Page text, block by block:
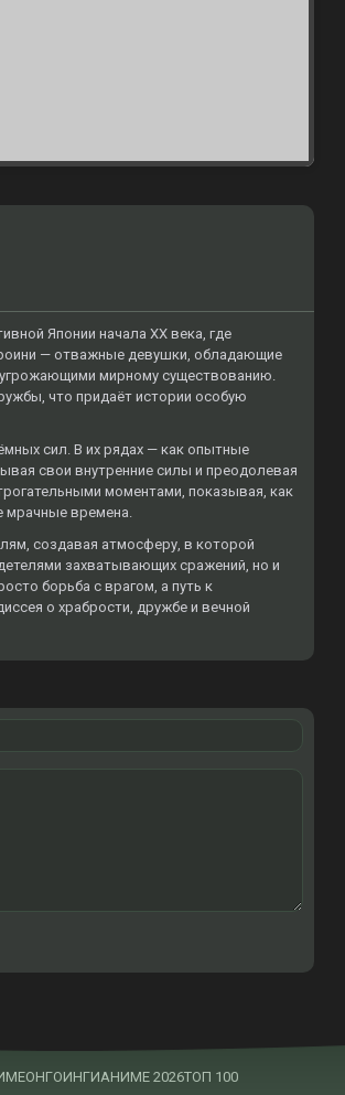
Японии начала XX века, где
— отважные девушки, обладающие
мирному существованию.
что придаёт истории особую
сил. В их рядах — как опытные
свои внутренние силы и преодолевая
моментами, показывая, как
мрачные времена.
создавая атмосферу, в которой
захватывающих сражений, но и
борьба с врагом, а путь к
о храбрости, дружбе и вечной
ОНГОИНГИАНИМЕ 2026ТОП 100